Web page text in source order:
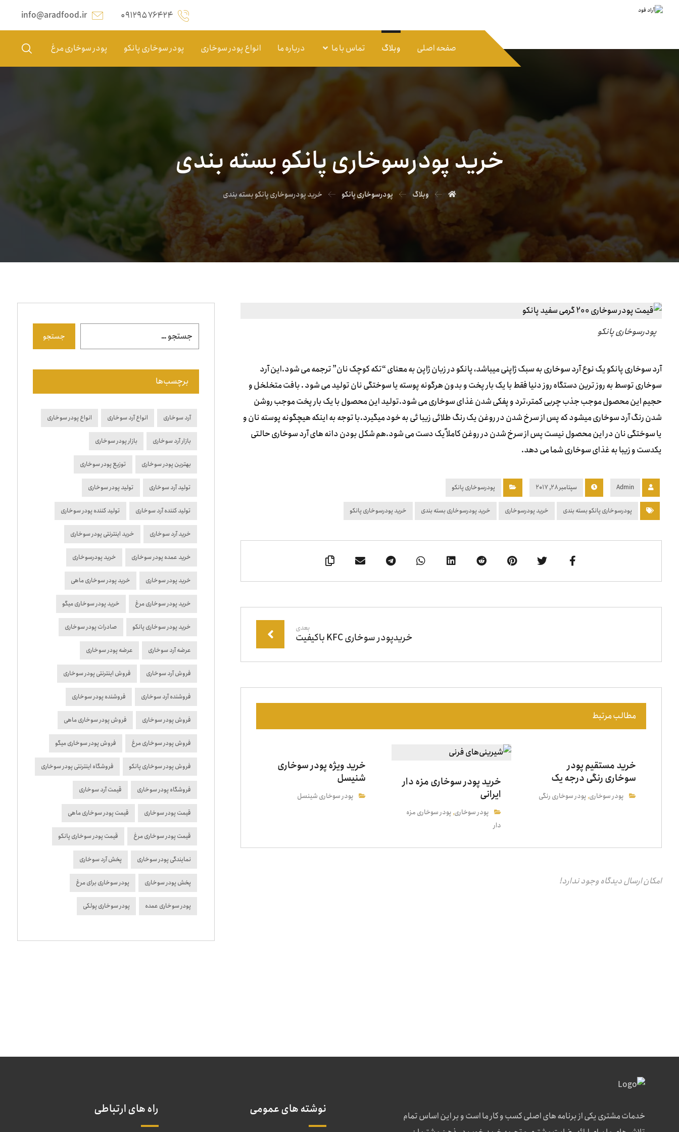
info@aradfood.ir ۰۹۱۲۹۵۷۶۴۲۴
صفحه اصلی وبلاگ تماس با ما درباره ما انواع پودر سوخاری پودر سوخاری پانکو پودر سوخاری مرغ
خرید پودرسوخاری پانکو بسته بندی
وبلاگ پودرسوخاری پانکو خرید پودرسوخاری پانکو بسته بندی
پودرسوخاری پانکو
آرد سوخاری پانکو یک نوع آرد سوخاری به سبک ژاپنی میباشد، پانکو در زبان ژاپن به معنای “تکه کوچک نان” ترجمه می شود.این آرد
سوخاری توسط به روز ترین دستگاه روز دنیا فقط با یک بار پخت و بدون هرگونه پوسته یا سوختگی نان تولید می شود . بافت متخلخل و
حجیم این محصول موجب جذب چربی کمتر،ترد و پفکی شدن غذای سوخاری می شود.تولید این محصول با یک بار پخت موجب روشن
شدن رنگ آرد سوخاری میشود که پس از سرخ شدن در روغن یک رنگ طلائی زیبا ئی به خود میگیرد.با توجه به اینکه هیچگونه پوسته نان و
یا سوختگی نان در این محصول نیست پس از سرخ شدن در روغن کاملاً یک دست می شود.هم شکل بودن دانه های آرد سوخاری حالتی
یکدست و زیبا به غذای سوخاری شما می دهد.
Admin سپتامبر ۲۸, ۲۰۱۷ پودرسوخاری پانکو
پودرسوخاری پانکو بسته بندی خرید پودرسوخاری خرید پودرسوخاری بسته بندی خرید پودرسوخاری پانکو
بعدی
خریدپودر سوخاری KFC باکیفیت
مطالب مرتبط
خرید مستقیم پودر
سوخاری رنگی درجه یک
پودر سوخاری,پودر سوخاری رنگی
خرید پودر سوخاری مزه دار
ایرانی
پودر سوخاری,پودر سوخاری مزه
دار
خرید ویژه پودر سوخاری
شنیسل
پودر سوخاری شینسل
امکان ارسال دیدگاه وجود ندارد!
جستجو
برچسب‌ها
آرد سوخاری انواع آرد سوخاری انواع پودر سوخاری
بازار آرد سوخاری بازار پودر سوخاری
بهترین پودر سوخاری توزیع پودر سوخاری
تولید آرد سوخاری تولید پودر سوخاری
تولید کننده آرد سوخاری تولید کننده پودر سوخاری
خرید آرد سوخاری خرید اینترنتی پودر سوخاری
خرید عمده پودر سوخاری خرید پودرسوخاری
خرید پودر سوخاری خرید پودر سوخاری ماهی
خرید پودر سوخاری مرغ خرید پودر سوخاری میگو
خرید پودر سوخاری پانکو صادرات پودر سوخاری
عرضه آرد سوخاری عرضه پودر سوخاری
فروش آرد سوخاری فروش اینترنتی پودر سوخاری
فروشنده آرد سوخاری فروشنده پودر سوخاری
فروش پودر سوخاری فروش پودر سوخاری ماهی
فروش پودر سوخاری مرغ فروش پودر سوخاری میگو
فروش پودر سوخاری پانکو فروشگاه اینترنتی پودر سوخاری
فروشگاه پودر سوخاری قیمت آرد سوخاری
قیمت پودر سوخاری قیمت پودر سوخاری ماهی
قیمت پودر سوخاری مرغ قیمت پودر سوخاری پانکو
نمایندگی پودر سوخاری پخش آرد سوخاری
پخش پودر سوخاری پودر سوخاری برای مرغ
پودر سوخاری عمده پودر سوخاری پولکی
خدمات مشتری یکی از برنامه های اصلی کسب و کار ما است و بر این اساس تمام
نوشته های عمومی راه های ارتباطی